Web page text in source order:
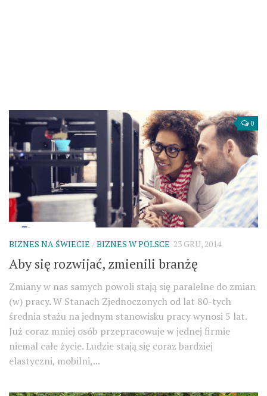
0
BIZNES NA ŚWIECIE /BIZNES W POLSCE 23 GRU, 2014
Aby się rozwijać, zmienili branżę
Zmiany w nas samych powoli stają się paralelne do zmian
(w) pracy. W Stanach Zjednoczonych od lat 80-tych
średnia stażu na jednym stanowisku pracy wynosi 5 lat.
Już coraz mniej osób przepracowuje w jednej firmie
niemal całe życie. Ludzie stają się coraz bardziej
elastyczni, mobilni,...